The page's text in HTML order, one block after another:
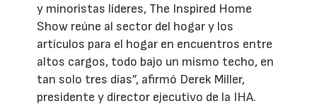
y minoristas líderes, The Inspired Home
Show reúne al sector del hogar y los
artículos para el hogar en encuentros entre
altos cargos, todo bajo un mismo techo, en
tan solo tres días”, afirmó Derek Miller,
presidente y director ejecutivo de la IHA.